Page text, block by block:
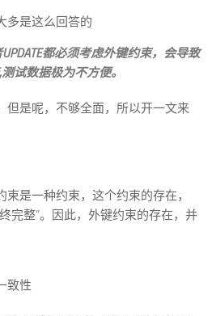
多是这么回答的
UPDATE都必须考虑外键约束，会导致
试数据极为不方便。
但是呢，不够全面，所以开一文来
是一种约束，这个约束的存在，
完整”。因此，外键约束的存在，并
致性